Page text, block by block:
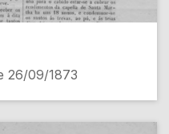
26/09/1873